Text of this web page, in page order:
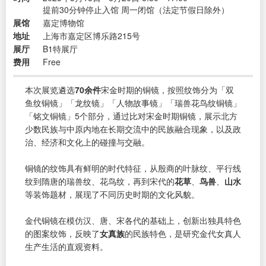
提前30分钟停止入馆 周一闭馆（法定节假日除外）
展馆
嘉定博物馆
地址
上海市嘉定区博乐路215号
展厅
B1特展厅
费用
Free
本次展览遴选70余件宋金时期的铜镜，按照纹饰分为「双
鱼纹铜镜」「龙纹镜」「人物故事镜」「瑞兽花鸟纹铜镜」
「铭文铜镜」5个部分，通过比对宋金时期铜镜，展示北方
少数民族与中原内地在长期交流中的民族融合现象，以及政
治、经济和文化上的碰撞与交融。
铜镜的纹饰具有鲜明的时代特征，从殷商的叶脉纹、平行线
纹到隋唐的瑞兽纹、花鸟纹，再到宋代的花草 鸟兽
山水
等装饰题材，展现了不同历史时期的文化风貌。
金代铜镜在模仿汉、唐、宋各代的基础上，创新出独具特色
的图案纹饰，反映了女真族的民族特色，是研究金代女真人
生产生活的直观资料。